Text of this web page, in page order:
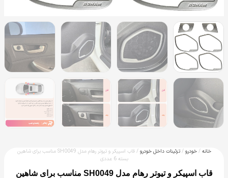
خانه /خودرو /تزئینات داخل خودرو
/ قاب اسپیکر و تیوتر رهام مدل SH0049 مناسب برای شاهین
بسته 6 عددی
قاب اسپیکر و تیوتر رهام مدل SH0049 مناسب برای شاهین